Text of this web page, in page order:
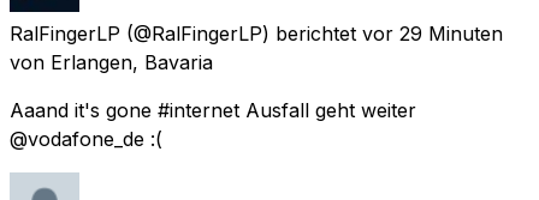
RalFingerLP (@RalFingerLP) berichtet vor 29 Minuten
von Erlangen, Bavaria
Aaand it's gone #internet Ausfall geht weiter
@vodafone_de :(